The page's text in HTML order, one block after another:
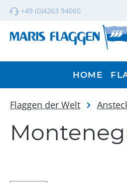
Hauptinhalt springen
Zur Suche springen
Zur Hauptnavigation
+49 (0)4263 94060
HOME
Flaggen der Welt